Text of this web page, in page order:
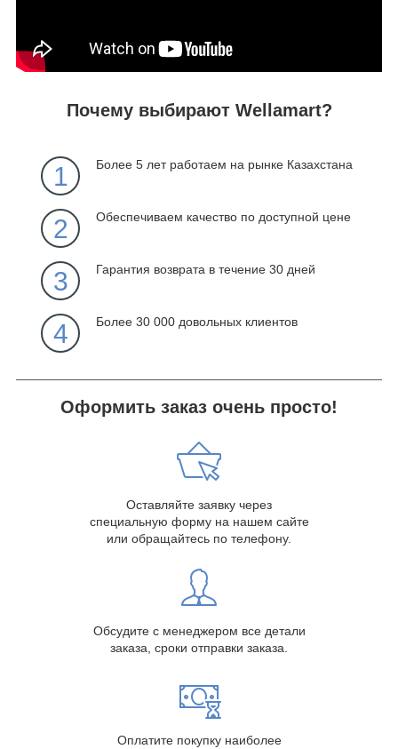
Почему выбирают Wellamart?
1 Более 5 лет работаем на рынке Казахстана
2 Обеспечиваем качество по доступной цене
3 Гарантия возврата в течение 30 дней
4 Более 30 000 довольных клиентов
Оформить заказ очень просто!
Оставляйте заявку через
специальную форму на нашем сайте
или обращайтесь по телефону.
Обсудите с менеджером все детали
заказа, сроки отправки заказа.
Оплатите покупку наиболее